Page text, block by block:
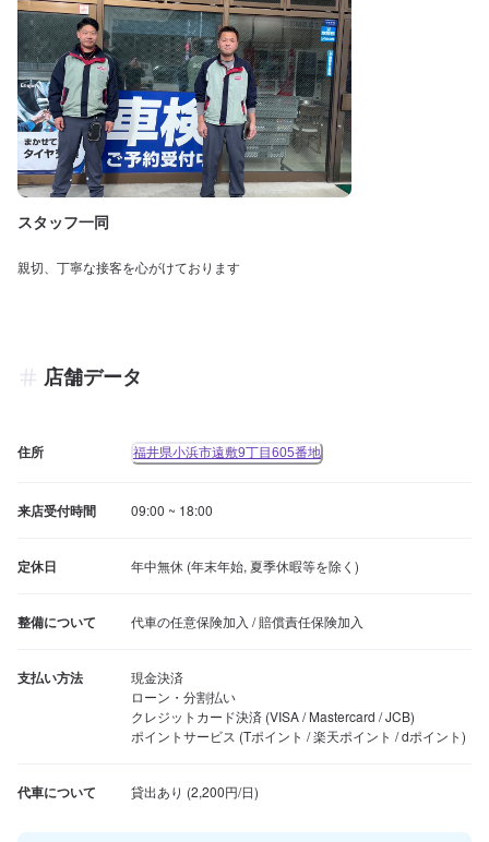
スタッフ一同
親切、丁寧な接客を心がけております
店舗データ
住所 福井県小浜市遠敷9丁目605番地
来店受付時間 09:00 ~ 18:00
定休日 年中無休 (年末年始, 夏季休暇等を除く)
整備について 代車の任意保険加入 / 賠償責任保険加入
支払い方法
現金決済
ローン・分割払い
クレジットカード決済 (VISA / Mastercard / JCB)
ポイントサービス (Tポイント / 楽天ポイント / dポイント)
代車について